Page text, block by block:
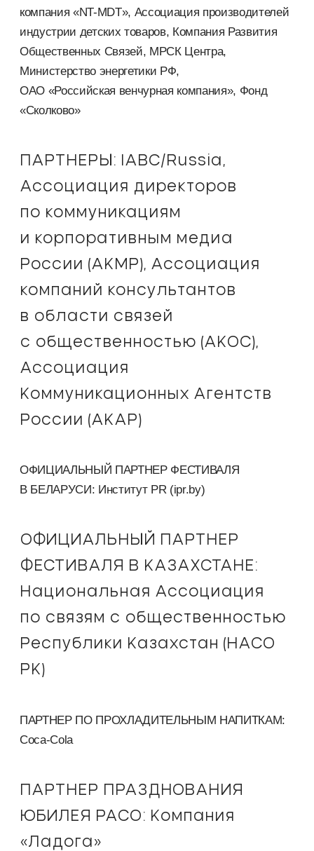
компания «NT-MDT», Ассоциация производителей
индустрии детских товаров, Компания Развития
Общественных Связей, МРСК Центра,
Министерство энергетики РФ,
ОАО «Российская венчурная компания», Фонд
«Сколково»
ПАРТНЕРЫ: IABC/Russia,
Ассоциация директоров
по коммуникациям
и корпоративным медиа
России (АКМР), Ассоциация
компаний консультантов
в области связей
с общественностью (АКОС),
Ассоциация
Коммуникационных Агентств
России (АКАР)
ОФИЦИАЛЬНЫЙ ПАРТНЕР ФЕСТИВАЛЯ
В БЕЛАРУСИ: Институт PR (ipr.by)
ОФИЦИАЛЬНЫЙ ПАРТНЕР
ФЕСТИВАЛЯ В КАЗАХСТАНЕ:
Национальная Ассоциация
по связям с общественностью
Республики Казахстан (НАСО
РК)
ПАРТНЕР ПО ПРОХЛАДИТЕЛЬНЫМ НАПИТКАМ:
Coca-Cola
ПАРТНЕР ПРАЗДНОВАНИЯ
ЮБИЛЕЯ РАСО: Компания
«Ладога»